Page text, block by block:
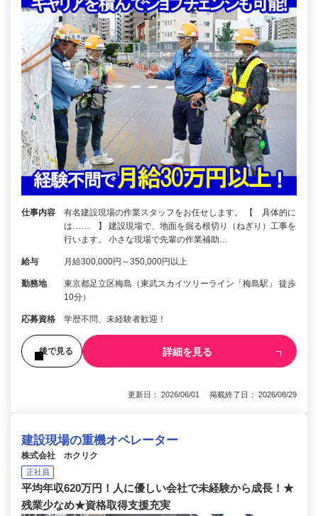
仕事内容
有名建設現場の作業スタッフをお任せします。 【 具体的に
は…… 】 建設現場で、地面を掘る根切り（ねぎり）工事を
行います。 小さな現場で先輩の作業補助…
給与 月給300,000円～350,000円以上
勤務地
東京都足立区梅島（東武スカイツリーライン「梅島駅」 徒歩
10分）
応募資格 学歴不問、未経験者歓迎！
後で見る 詳細を見る
更新日： 2026/06/01 掲載終了日： 2026/08/29
建設現場の重機オペレーター
株式会社 ホクリク
正社員
平均年収620万円！人に優しい会社で未経験から成長！★
残業少なめ★資格取得支援充実